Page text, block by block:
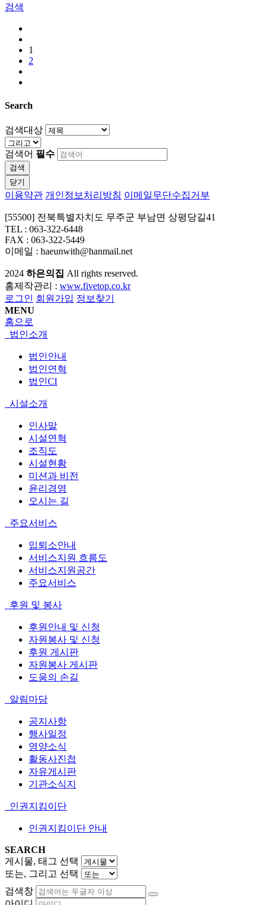
검색
1
2
Search
검색대상
검색어 필수
검색
닫기
이용약관 개인정보처리방침 이메일무단수집거부
[55500] 전북특별자치도 무주군 부남면 상평당길41
TEL : 063-322-6448
FAX : 063-322-5449
이메일 : haeunwith@hanmail.net
2024 하은의집 All rights reserved.
홈제작관리 : www.fivetop.co.kr
로그인 회원가입 정보찾기
MENU
홈으로
법인소개
법인안내
법인연혁
법인CI
시설소개
인사말
시설연혁
조직도
시설현황
미션과 비전
윤리경영
오시는 길
주요서비스
입퇴소안내
서비스지원 흐름도
서비스지원공간
주요서비스
후원 및 봉사
후원안내 및 신청
자원봉사 및 신청
후원 게시판
자원봉사 게시판
도움의 손길
알림마당
공지사항
행사일정
영양소식
활동사진첩
자유게시판
기관소식지
인권지킴이단
인권지킴이단 안내
SEARCH
게시물, 태그 선택
또는, 그리고 선택
검색창